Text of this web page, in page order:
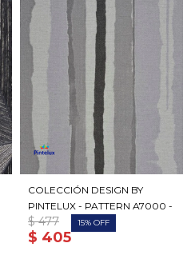
COLECCIÓN DESIGN BY
PINTELUX - PATTERN A7000 -
$ 405
$ 477 15